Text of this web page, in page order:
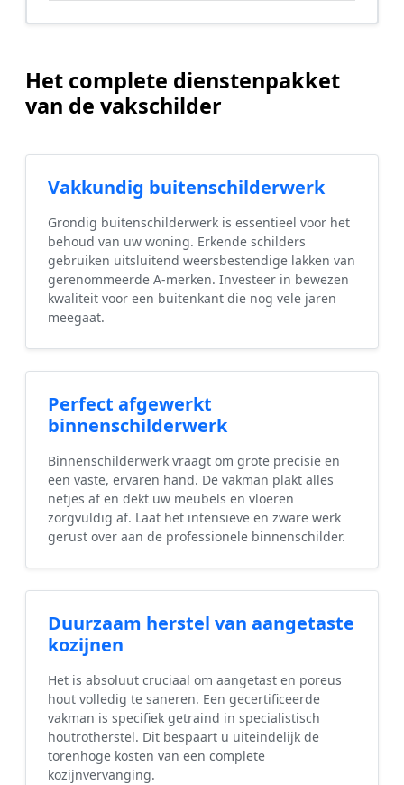
Het complete dienstenpakket
van de vakschilder
Vakkundig buitenschilderwerk
Grondig buitenschilderwerk is essentieel voor het
behoud van uw woning. Erkende schilders
gebruiken uitsluitend weersbestendige lakken van
gerenommeerde A-merken. Investeer in bewezen
kwaliteit voor een buitenkant die nog vele jaren
meegaat.
Perfect afgewerkt
binnenschilderwerk
Binnenschilderwerk vraagt om grote precisie en
een vaste, ervaren hand. De vakman plakt alles
netjes af en dekt uw meubels en vloeren
zorgvuldig af. Laat het intensieve en zware werk
gerust over aan de professionele binnenschilder.
Duurzaam herstel van aangetaste
kozijnen
Het is absoluut cruciaal om aangetast en poreus
hout volledig te saneren. Een gecertificeerde
vakman is specifiek getraind in specialistisch
houtrotherstel. Dit bespaart u uiteindelijk de
torenhoge kosten van een complete
kozijnvervanging.